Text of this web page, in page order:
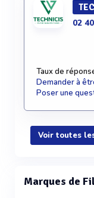
02
Taux de
Demander à
Poser une
Voir toutes
Marques de